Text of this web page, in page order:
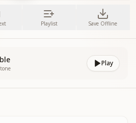
Playlist Save Offline
Play